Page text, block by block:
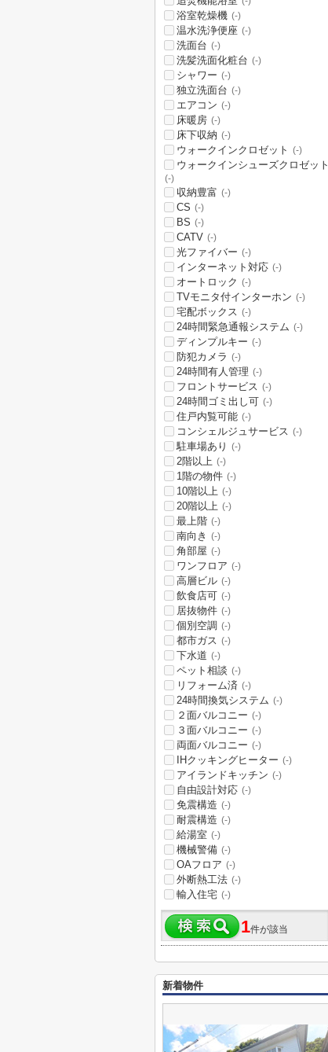
浴室乾燥機 (-)
温水洗浄便座 (-)
洗面台 (-)
洗髪洗面化粧台 (-)
シャワー (-)
独立洗面台 (-)
エアコン (-)
床暖房 (-)
床下収納 (-)
ウォークインクロゼット (-)
ウォークインシューズクロゼット
(-)
収納豊富 (-)
CS (-)
BS (-)
CATV (-)
光ファイバー (-)
インターネット対応 (-)
オートロック (-)
TVモニタ付インターホン (-)
宅配ボックス (-)
24時間緊急通報システム (-)
ディンプルキー (-)
防犯カメラ (-)
24時間有人管理 (-)
フロントサービス (-)
24時間ゴミ出し可 (-)
住戸内覧可能 (-)
コンシェルジュサービス (-)
駐車場あり (-)
2階以上 (-)
1階の物件 (-)
10階以上 (-)
20階以上 (-)
最上階 (-)
南向き (-)
角部屋 (-)
ワンフロア (-)
高層ビル (-)
飲食店可 (-)
居抜物件 (-)
個別空調 (-)
都市ガス (-)
下水道 (-)
ペット相談 (-)
リフォーム済 (-)
24時間換気システム (-)
２面バルコニー (-)
３面バルコニー (-)
両面バルコニー (-)
IHクッキングヒーター (-)
アイランドキッチン (-)
自由設計対応 (-)
免震構造 (-)
耐震構造 (-)
給湯室 (-)
機械警備 (-)
OAフロア (-)
外断熱工法 (-)
輸入住宅 (-)
1件が該当
新着物件